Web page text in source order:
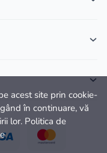
acest site prin cookie-
în continuare, vă
lor. Politica de